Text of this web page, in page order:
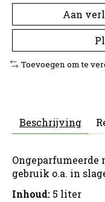
Aan
Toevoegen om te
Beschrijving
gebruik o.a. in
Inhoud: 5 liter